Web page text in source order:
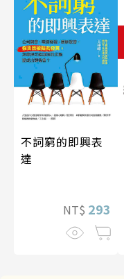
不詞窮的即興表
達
NT$ 293